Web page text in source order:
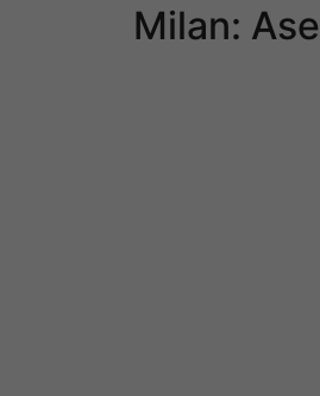
Milan: